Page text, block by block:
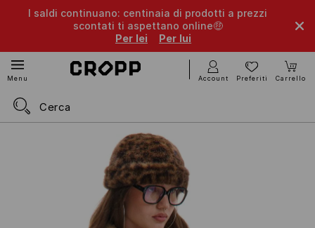
I saldi continuano: centinaia di prodotti a prezzi
scontati ti aspettano online🤑
Per lei
Per lui
Menu Account Preferiti Carrello